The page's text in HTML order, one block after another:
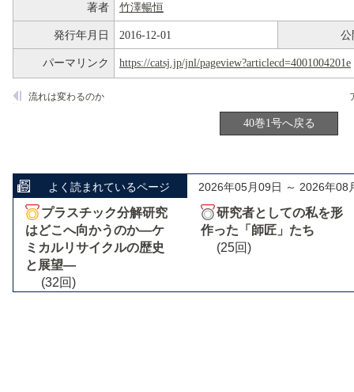
著者 竹澤暢恒
発行年月日 2016-12-01 公
パーマリンク https://catsj.jp/jnl/pageview?articlecd=4001004201e
流れは変わるのか
40巻1号へ戻る
よく読まれているページ 2026年05月09日 ～ 2026年08
プラスチック分解研究
はどこへ向かうのか―ケ
ミカルリサイクルの歴史
と展望―
(32回)
研究者としての私を形
作った「師匠」たち
(25回)